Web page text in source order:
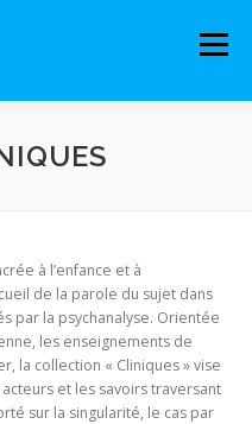
Menu
RESSOURCES
à l’enfance et à
de la parole du sujet dans
par la psychanalyse. Orientée
les enseignements de
la collection « Cliniques » vise
et les savoirs traversant
sur la singularité, le cas par